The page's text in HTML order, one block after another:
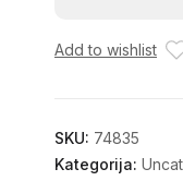
količina
Add to wishlist
SKU: 74835
Kategorija: